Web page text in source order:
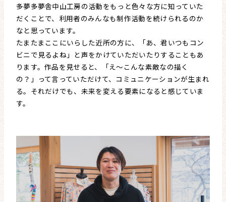
多夢多夢舎中山工房の活動をもっと色々な方に知っていた
だくことで、利用者のみんなも制作活動を続けられるのか
なと思っています。
たまたまここにいらした近所の方に、「あ、君いつもコン
ビニで見るよね」と声をかけていただいたりすることもあ
ります。作品を見せると、「え〜こんな素敵なの描く
の？」って言っていただけて、コミュニケーションが生まれ
る。それだけでも、未来を変える要素になると感じていま
す。